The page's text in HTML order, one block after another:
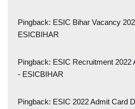
Pingback: ESIC Bihar Vacancy
ESICBIHAR
Pingback: ESIC Recruitment 2022
- ESICBIHAR
Pingback: ESIC 2022 Admit Card